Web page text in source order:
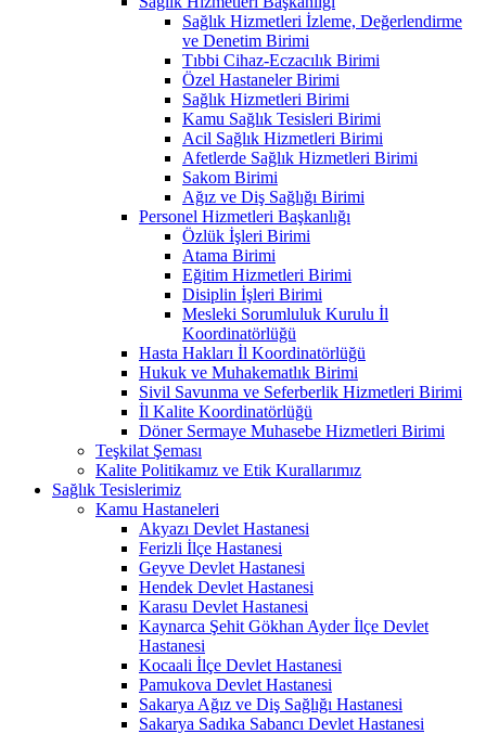
Sağlık Hizmetleri İzleme, Değerlendirme
ve Denetim Birimi
Tıbbi Cihaz-Eczacılık Birimi
Özel Hastaneler Birimi
Sağlık Hizmetleri Birimi
Kamu Sağlık Tesisleri Birimi
Acil Sağlık Hizmetleri Birimi
Afetlerde Sağlık Hizmetleri Birimi
Sakom Birimi
Ağız ve Diş Sağlığı Birimi
Personel Hizmetleri Başkanlığı
Özlük İşleri Birimi
Atama Birimi
Eğitim Hizmetleri Birimi
Disiplin İşleri Birimi
Mesleki Sorumluluk Kurulu İl
Koordinatörlüğü
Hasta Hakları İl Koordinatörlüğü
Hukuk ve Muhakematlık Birimi
Sivil Savunma ve Seferberlik Hizmetleri Birimi
İl Kalite Koordinatörlüğü
Döner Sermaye Muhasebe Hizmetleri Birimi
Teşkilat Şeması
Kalite Politikamız ve Etik Kurallarımız
Sağlık Tesislerimiz
Kamu Hastaneleri
Akyazı Devlet Hastanesi
Ferizli İlçe Hastanesi
Geyve Devlet Hastanesi
Hendek Devlet Hastanesi
Karasu Devlet Hastanesi
Kaynarca Şehit Gökhan Ayder İlçe Devlet
Hastanesi
Kocaali İlçe Devlet Hastanesi
Pamukova Devlet Hastanesi
Sakarya Ağız ve Diş Sağlığı Hastanesi
Sakarya Sadıka Sabancı Devlet Hastanesi